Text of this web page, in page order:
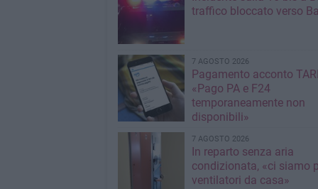
traffico bloccato verso
7 AGOSTO 2026
Pagamento acconto
«Pago PA e F24
temporaneamente non
disponibili»
7 AGOSTO 2026
In reparto senza aria
condizionata, «ci siamo
ventilatori da casa»